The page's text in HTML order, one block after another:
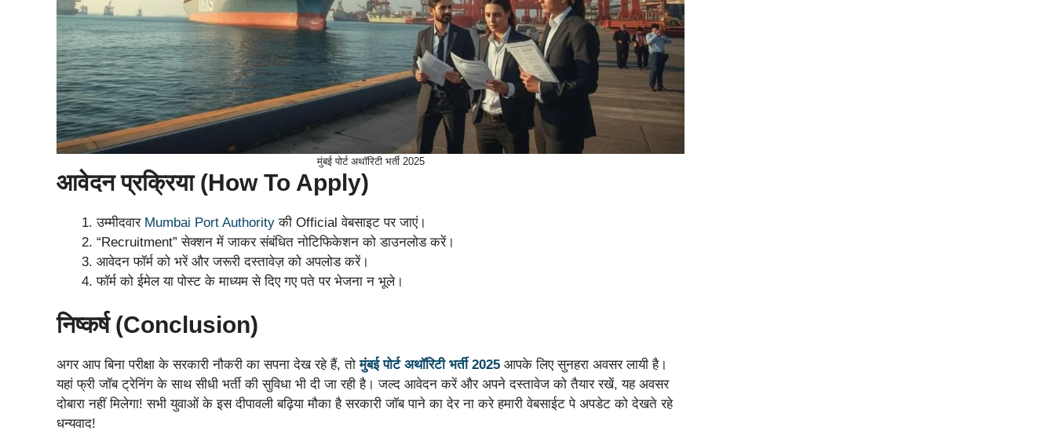
मुंबई पोर्ट अथॉरिटी भर्ती 2025
आवेदन प्रक्रिया (How To Apply)
उम्मीदवार Mumbai Port Authority की Official वेबसाइट पर जाएं।
“Recruitment” सेक्शन में जाकर संबंधित नोटिफिकेशन को डाउनलोड करें।
आवेदन फॉर्म को भरें और जरूरी दस्तावेज़ को अपलोड करें।
फॉर्म को ईमेल या पोस्ट के माध्यम से दिए गए पते पर भेजना न भूले।
निष्कर्ष (Conclusion)
अगर आप बिना परीक्षा के सरकारी नौकरी का सपना देख रहे हैं, तोमुंबई पोर्ट अथॉरिटी भर्ती 2025 आपके लिए सुनहरा अवसर लायी है।
यहां फ्री जॉब ट्रेनिंग के साथ सीधी भर्ती की सुविधा भी दी जा रही है। जल्द आवेदन करें और अपने दस्तावेज को तैयार रखें, यह अवसर
दोबारा नहीं मिलेगा! सभी युवाओं के इस दीपावली बढ़िया मौका है सरकारी जॉब पाने का देर ना करे हमारी वेबसाईट पे अपडेट को देखते रहे
धन्यवाद!